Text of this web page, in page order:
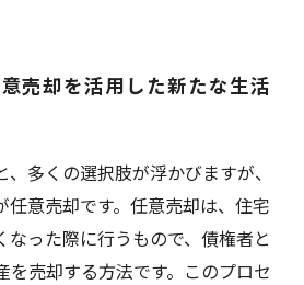
売却を活用した新たな生活
多くの選択肢が浮かびますが、
任意売却です。任意売却は、住宅
なった際に行うもので、債権者と
を売却する方法です。このプロセ